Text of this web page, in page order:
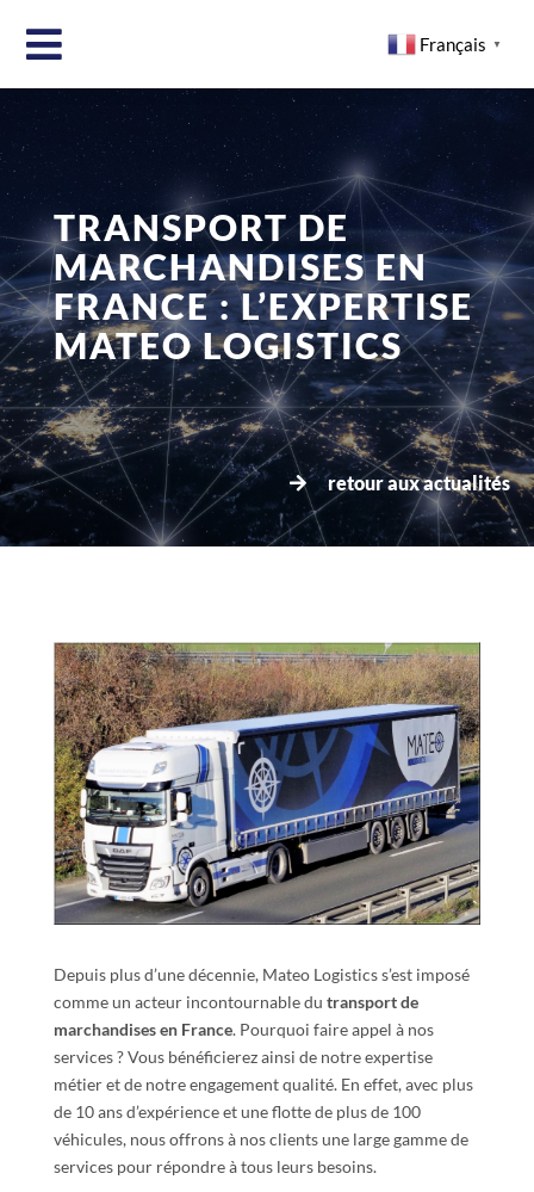
Français ▼
TRANSPORT DE
MARCHANDISES EN
FRANCE : L’EXPERTISE
MATEO LOGISTICS
retour aux actualités
Depuis plus d’une décennie, Mateo Logistics s’est imposé
comme un acteur incontournable du transport de
marchandises en France. Pourquoi faire appel à nos
services ? Vous bénéficierez ainsi de notre expertise
métier et de notre engagement qualité. En effet, avec plus
de 10 ans d’expérience et une flotte de plus de 100
véhicules, nous offrons à nos clients une large gamme de
services pour répondre à tous leurs besoins.